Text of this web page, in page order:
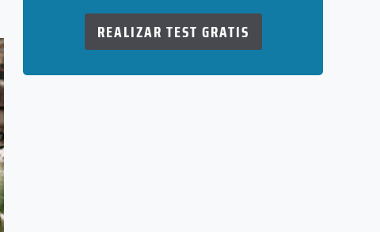
REALIZAR TEST GRATIS